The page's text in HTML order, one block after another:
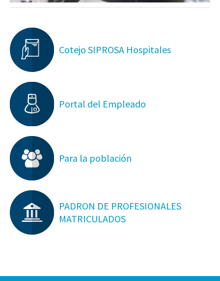
Cotejo SIPROSA Hospitales
Portal del Empleado
Para la población
PADRON DE PROFESIONALES
MATRICULADOS